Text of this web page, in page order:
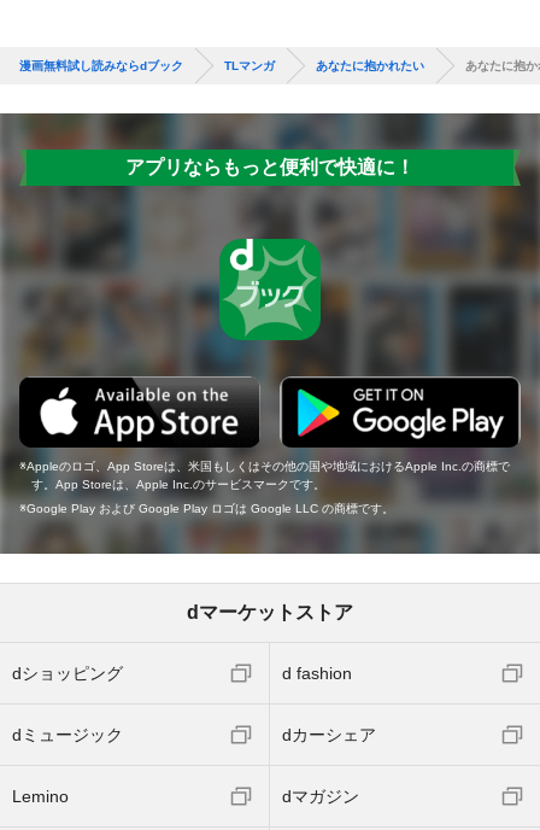
漫画無料試し読みならdブック TLマンガ あなたに抱かれたい あなたに抱
アプリならもっと便利で快適に！
Appleのロゴ、App Storeは、米国もしくはその他の国や地域におけるApple Inc.の商標で
す。App Storeは、Apple Inc.のサービスマークです。
Google Play および Google Play ロゴは Google LLC の商標です。
dマーケットストア
dショッピング d fashion
dミュージック dカーシェア
Lemino dマガジン